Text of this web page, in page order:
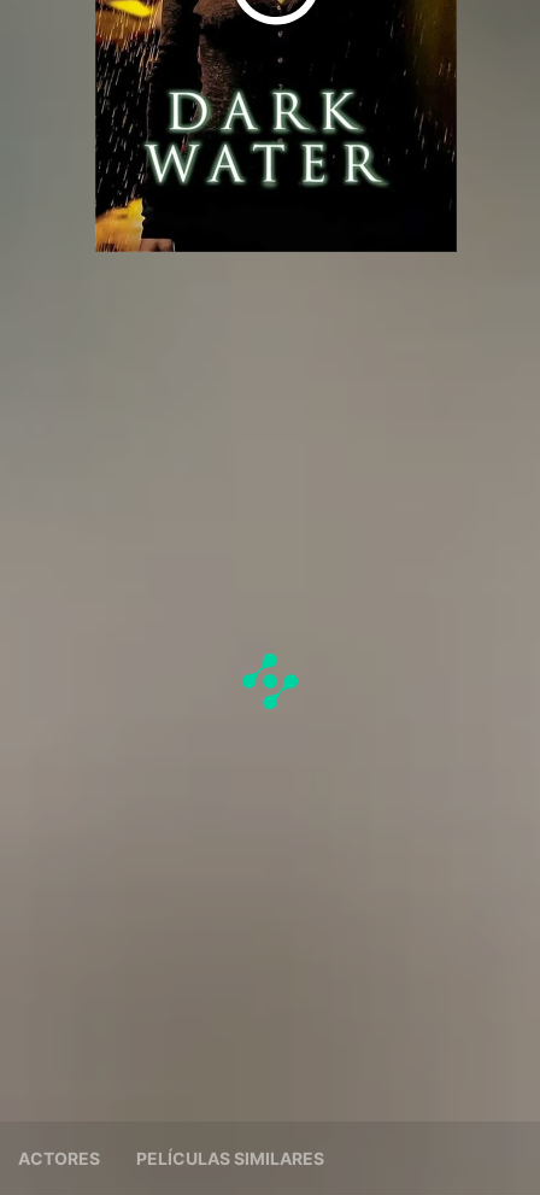
ACTORES PELÍCULAS SIMILARES